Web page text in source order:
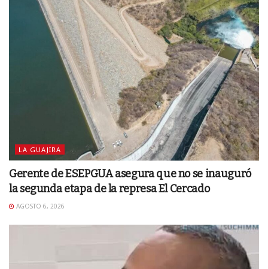
LA GUAJIRA
Gerente de ESEPGUA asegura que no se inauguró
la segunda etapa de la represa El Cercado
AGOSTO 6, 2026